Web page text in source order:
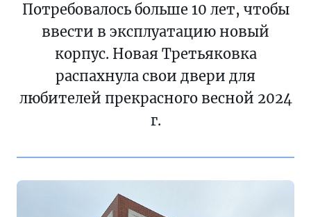
Потребовалось больше 10 лет, чтобы
ввести в эксплуатацию новый
корпус. Новая Третьяковка
распахнула свои двери для
любителей прекрасного весной 2024
г.